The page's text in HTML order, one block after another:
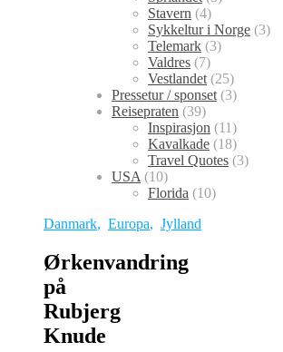
Stavern (4)
Sykkeltur i Norge (3)
Telemark (3)
Valdres (7)
Vestlandet (25)
Pressetur / sponset (3)
Reisepraten (39)
Inspirasjon (11)
Kavalkade (18)
Travel Quotes (3)
USA (10)
Florida (10)
Danmark, Europa, Jylland
Ørkenvandring
på
Rubjerg
Knude